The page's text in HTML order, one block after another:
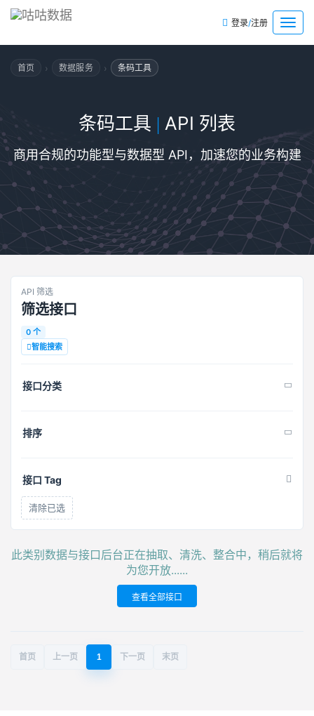
菜
单
登录/注册
首页 › 数据服务 › 条码工具
条码工具 | API 列表
商用合规的功能型与数据型 API，加速您的业务构建
API 筛选
筛选接口
0 个
智能搜索
接口分类
排序
接口 Tag
清除已选
此类别数据与接口后台正在抽取、清洗、整合中，稍后就将
为您开放......
查看全部接口
首页 上一页 1 下一页 末页